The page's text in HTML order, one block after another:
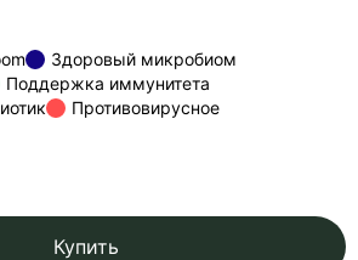
Здоровый микробиом
Поддержка иммунитета
Противовирусное
Купить